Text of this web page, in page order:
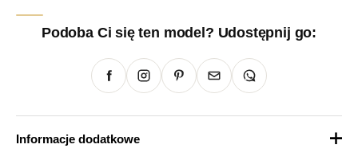
Podoba Ci się ten model? Udostępnij go:
Informacje dodatkowe